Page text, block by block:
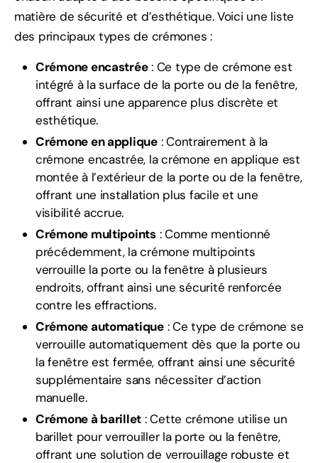
matière de sécurité et d’esthétique. Voici une liste
des principaux types de crémones :
Crémone encastrée: Ce type de crémone est
intégré à la surface de la porte ou de la fenêtre,
offrant ainsi une apparence plus discrète et
esthétique.
Crémone en applique: Contrairement à la
crémone encastrée, la crémone en applique est
montée à l’extérieur de la porte ou de la fenêtre,
offrant une installation plus facile et une
visibilité accrue.
Crémone multipoints: Comme mentionné
précédemment, la crémone multipoints
verrouille la porte ou la fenêtre à plusieurs
endroits, offrant ainsi une sécurité renforcée
contre les effractions.
Crémone automatique: Ce type de crémone se
verrouille automatiquement dès que la porte ou
la fenêtre est fermée, offrant ainsi une sécurité
supplémentaire sans nécessiter d’action
manuelle.
Crémone à barillet : Cette crémone utilise un
barillet pour verrouiller la porte ou la fenêtre,
offrant une solution de verrouillage robuste et